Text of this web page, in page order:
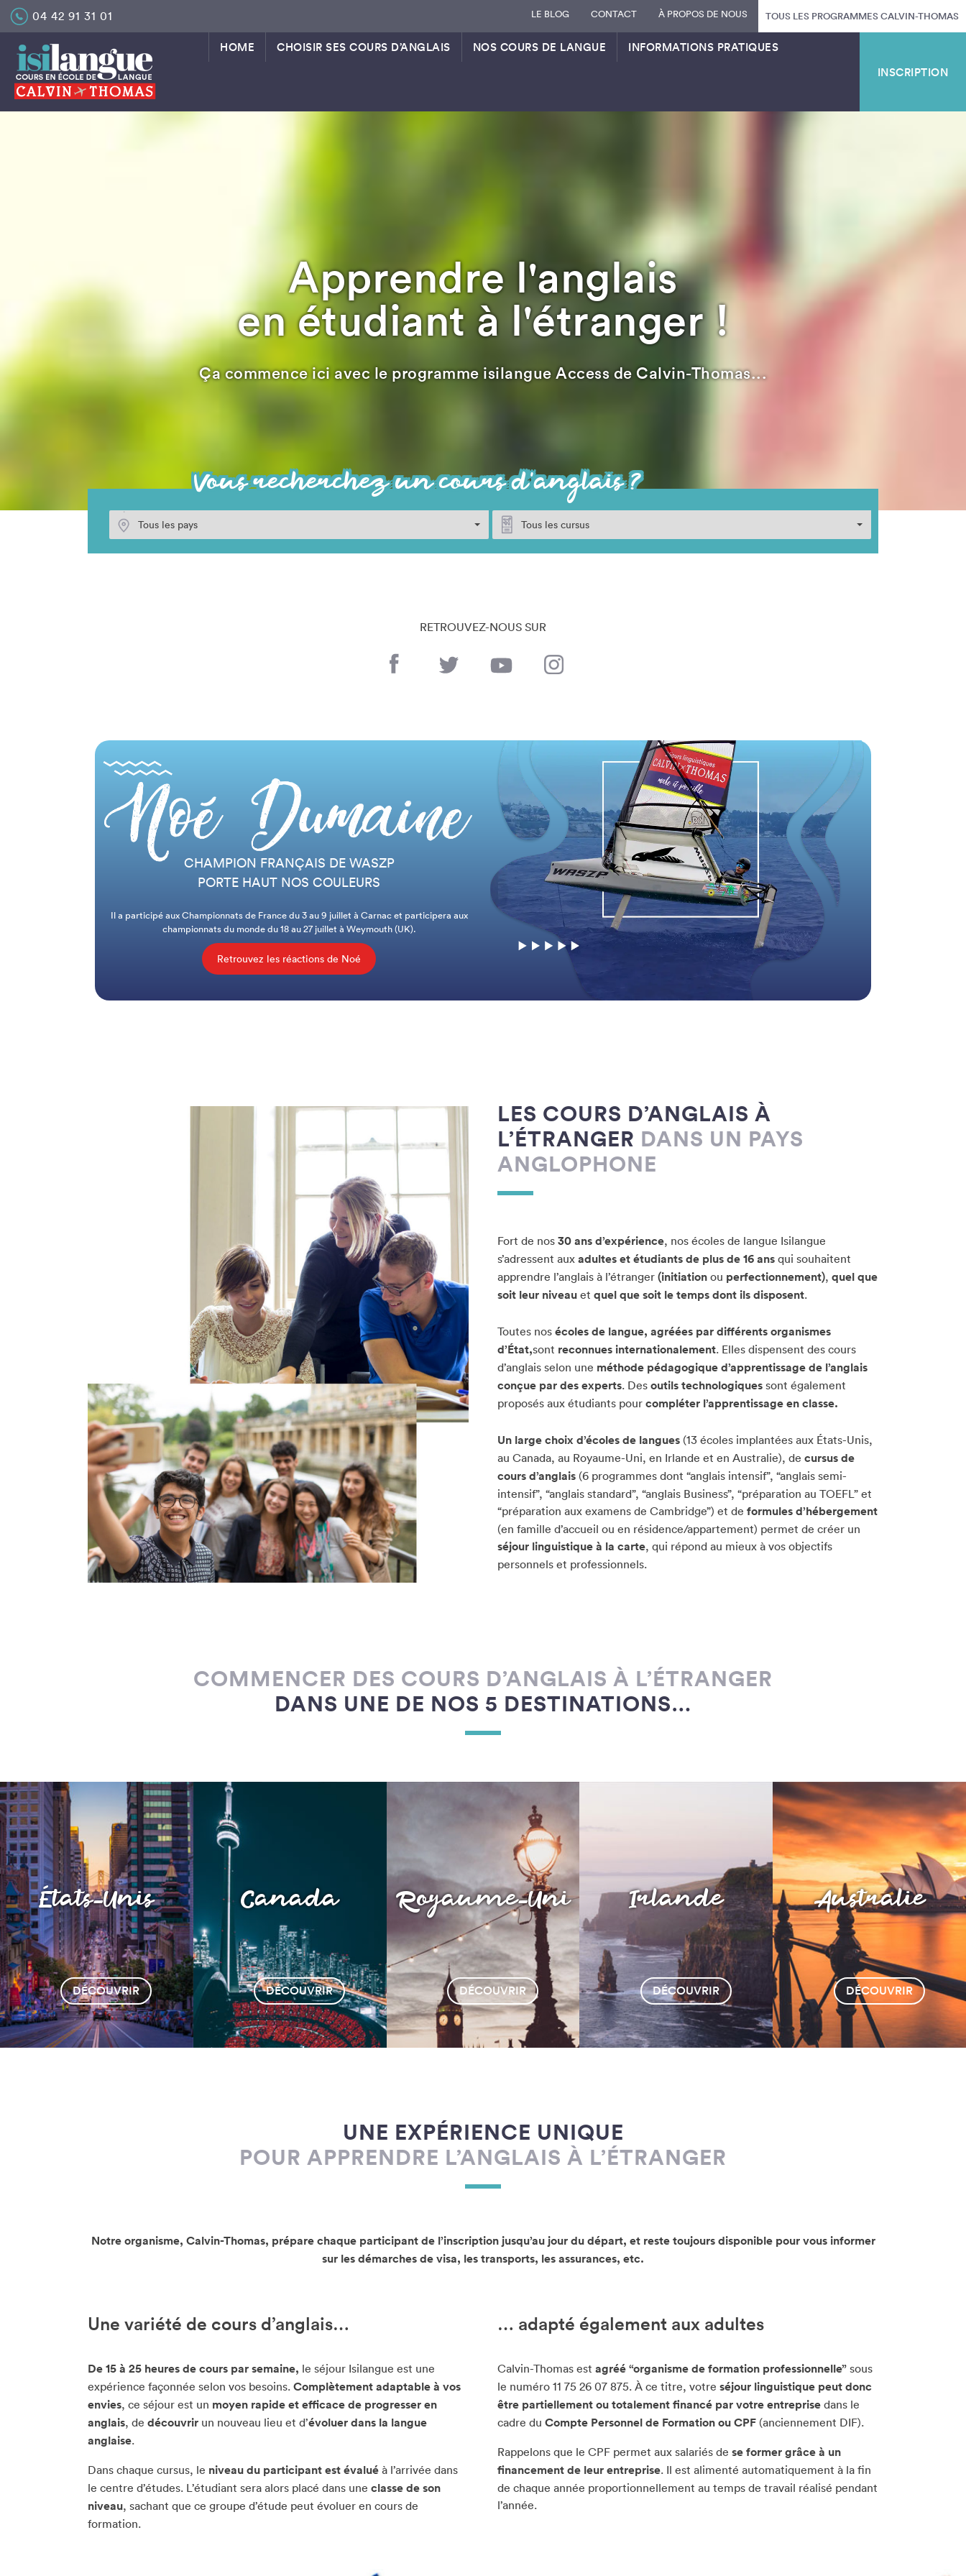
Skip
content
04 42 91 31 01 LE BLOG CONTACT À PROPOS DE NOUS TOUS LES PROGRAMMES CALVIN-THOMAS
HOME CHOISIR SES COURS D’ANGLAIS NOS COURS DE LANGUE
INFORMATIONS PRATIQUES
INSCRIPTION
Apprendre l'anglais
en étudiant à l'étranger !
Ça commence ici avec le programme isilangue Access de Calvin-Thomas...
RETROUVEZ-NOUS SUR
CHAMPION FRANÇAIS DE WASZP
PORTE HAUT NOS COULEURS
Il a participé aux Championnats de France du 3 au 9 juillet à Carnac et participera aux
championnats du monde du 18 au 27 juillet à Weymouth (UK).
Retrouvez les réactions de Noé
LES COURS D’ANGLAIS À
L’ÉTRANGER DANS UN PAYS
ANGLOPHONE
Fort de nos 30 ans d’expérience, nos écoles de langue Isilangue
s’adressent aux adultes et étudiants de plus de 16 ans qui souhaitent
apprendre l’anglais à l’étranger (initiation ou perfectionnement), quel que
soit leur niveau et quel que soit le temps dont ils disposent.
Toutes nos écoles de langue, agréées par différents organismes
d’État,sont reconnues internationalement. Elles dispensent des cours
d’anglais selon une méthode pédagogique d’apprentissage de l’anglais
conçue par des experts. Des outils technologiques sont également
proposés aux étudiants pour compléter l’apprentissage en classe.
Un large choix d’écoles de langues (13 écoles implantées aux États-Unis,
au Canada, au Royaume-Uni, en Irlande et en Australie), de cursus de
cours d’anglais (6 programmes dont “anglais intensif”, “anglais semi-
intensif”, “anglais standard”, “anglais Business”, “préparation au TOEFL” et
“préparation aux examens de Cambridge”) et de formules d’hébergement
(en famille d’accueil ou en résidence/appartement) permet de créer un
séjour linguistique à la carte, qui répond au mieux à vos objectifs
personnels et professionnels.
COMMENCER DES COURS D’ANGLAIS À L’ÉTRANGER
DANS UNE DE NOS 5 DESTINATIONS…
États-Unis Canada Royaume-Uni Irlande Australie
UNE EXPÉRIENCE UNIQUE
POUR APPRENDRE L’ANGLAIS À L’ÉTRANGER
Notre organisme, Calvin-Thomas, prépare chaque participant de l’inscription jusqu’au jour du départ, et reste toujours disponible pour vous informer
sur les démarches de visa, les transports, les assurances, etc.
Une variété de cours d’anglais…
De 15 à 25 heures de cours par semaine, le séjour Isilangue est une
expérience façonnée selon vos besoins. Complètement adaptable à vos
envies, ce séjour est un moyen rapide et efficace de progresser en
anglais, de découvrir un nouveau lieu et d’évoluer dans la langue
anglaise.
Dans chaque cursus, le niveau du participant est évalué à l’arrivée dans
le centre d’études. L’étudiant sera alors placé dans une classe de son
niveau, sachant que ce groupe d’étude peut évoluer en cours de
formation.
… adapté également aux adultes
Calvin-Thomas est agréé “organisme de formation professionnelle” sous
le numéro 11 75 26 07 875. À ce titre, votre séjour linguistique peut donc
être partiellement ou totalement financé par votre entreprise dans le
cadre du Compte Personnel de Formation ou CPF (anciennement DIF).
Rappelons que le CPF permet aux salariés de se former grâce à un
financement de leur entreprise. Il est alimenté automatiquement à la fin
de chaque année proportionnellement au temps de travail réalisé pendant
l’année.